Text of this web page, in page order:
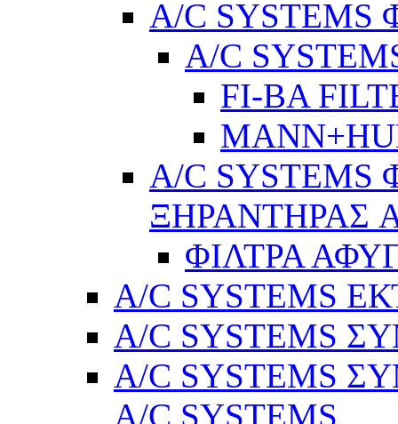
A/C
A/C
FI-BA
A/C
ΞΗΡΑΝΤΗΡΑΣ
ΦΙΛΤΡΑ
A/C SYSTEMS
A/C SYSTEMS
A/C SYSTEMS
A/C SYSTEMS